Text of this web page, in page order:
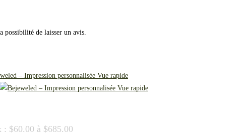
possibilité de laisser un avis.
Vue rapide
Vue rapide
: $60.00 à $685.00